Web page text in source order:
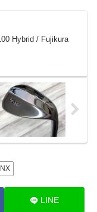
Hybrid / Fujikura
LINE